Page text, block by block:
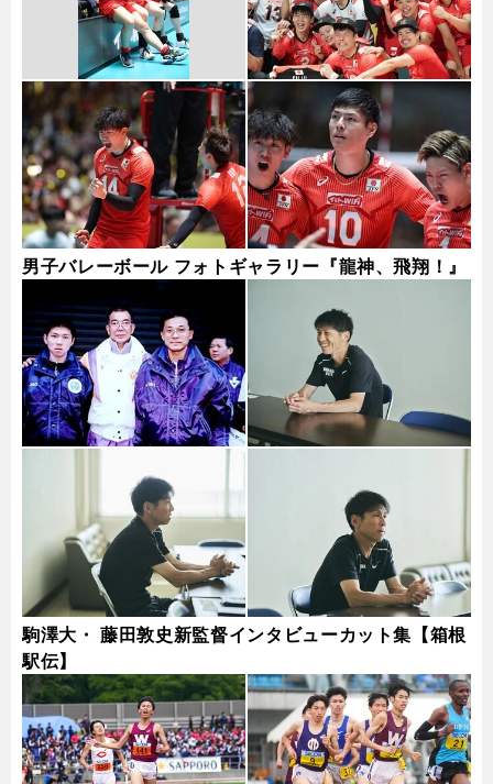
男子バレーボール フォトギャラリー『龍神、飛翔！』
駒澤大・ 藤田敦史新監督インタビューカット集【箱根
駅伝】